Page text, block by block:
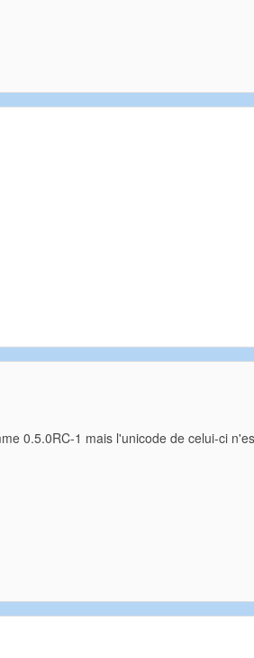
0.5.0RC-1 mais l'unicode de celui-ci